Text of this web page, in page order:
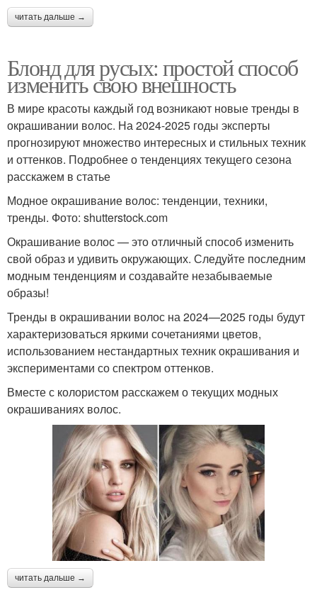
читать дальше →
Блонд для русых: простой способ
изменить свою внешность
В мире красоты каждый год возникают новые тренды в
окрашивании волос. На 2024-2025 годы эксперты
прогнозируют множество интересных и стильных техник
и оттенков. Подробнее о тенденциях текущего сезона
расскажем в статье
Модное окрашивание волос: тенденции, техники,
тренды. Фото: shutterstock.com
Окрашивание волос — это отличный способ изменить
свой образ и удивить окружающих. Следуйте последним
модным тенденциям и создавайте незабываемые
образы!
Тренды в окрашивании волос на 2024—2025 годы будут
характеризоваться яркими сочетаниями цветов,
использованием нестандартных техник окрашивания и
экспериментами со спектром оттенков.
Вместе с колористом расскажем о текущих модных
окрашиваниях волос.
читать дальше →